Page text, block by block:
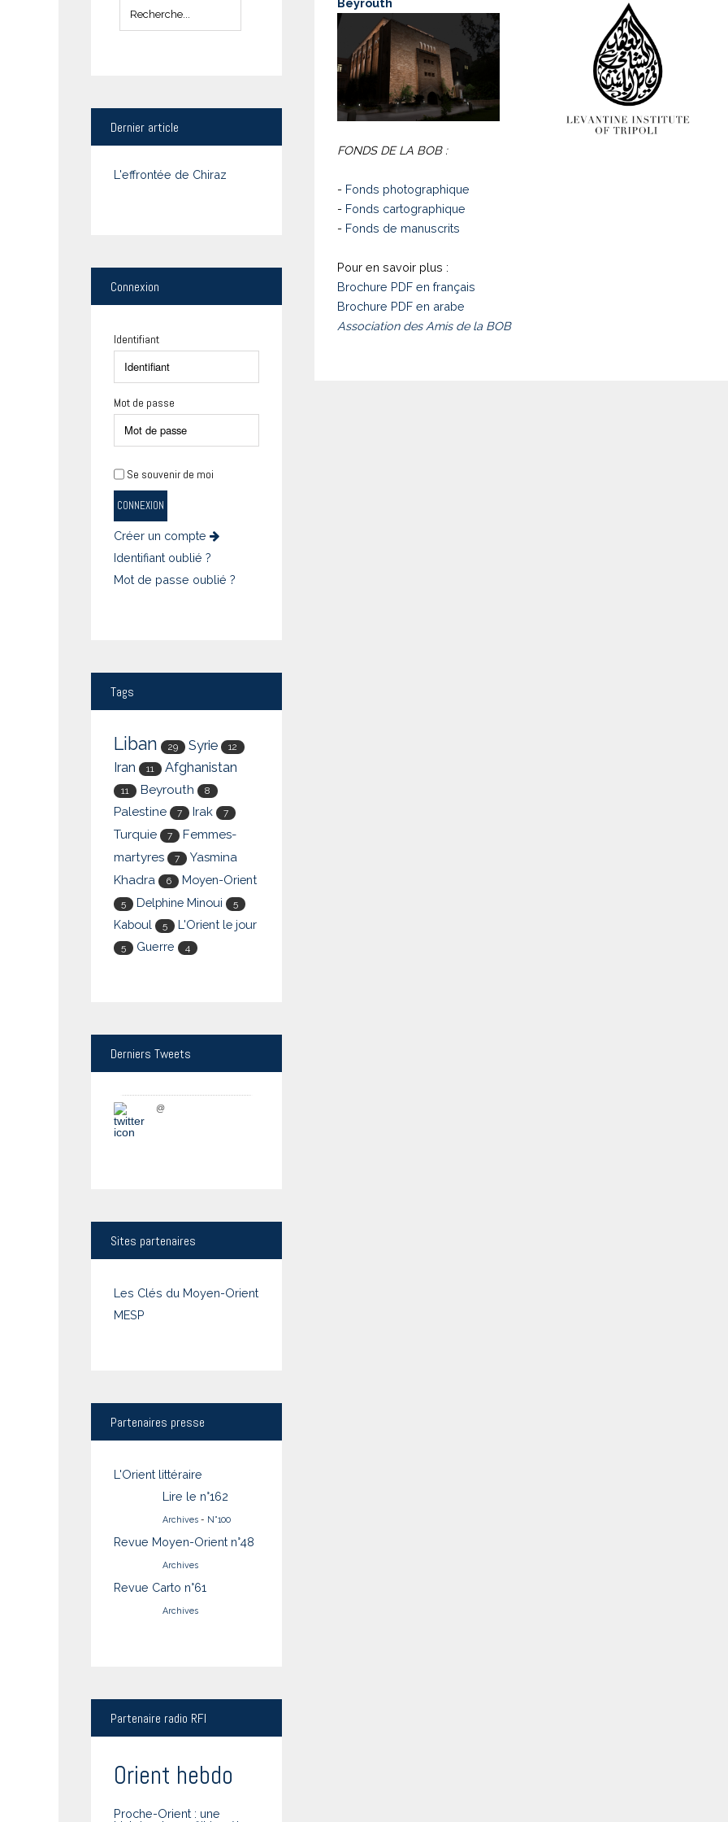
Beyrouth
FONDS DE LA BOB :
- Fonds photographique
- Fonds cartographique
- Fonds de manuscrits
Pour en savoir plus :
Brochure PDF en français
Brochure PDF en arabe
Association des Amis de la BOB
Dernier article
L'effrontée de Chiraz
Connexion
Identifiant
Mot de passe
Se souvenir de moi
CONNEXION
Créer un compte
Identifiant oublié ?
Mot de passe oublié ?
Tags
Liban 29 Syrie 12
Iran 11 Afghanistan
11 Beyrouth 8
Palestine 7 Irak 7
Turquie 7
Femmes-
martyres
7
Yasmina
Khadra
6 Moyen-Orient
5 Delphine Minoui 5
Kaboul 5 L'Orient le jour
5 Guerre 4
Derniers Tweets
@
Sites partenaires
Les Clés du Moyen-Orient
MESP
Partenaires presse
L'Orient littéraire
Lire le n°162
Archives - N°100
Revue Moyen-Orient n°48
Archives
Revue Carto n°61
Archives
Partenaire radio RFI
Orient hebdo
Proche-Orient : une